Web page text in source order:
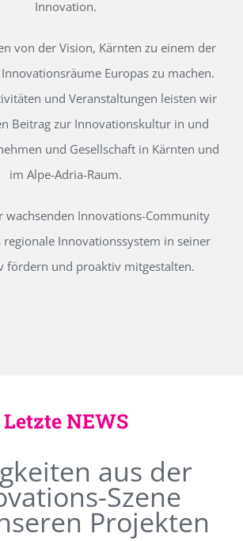
Innovation.
von der Vision, Kärnten zu einem der
Europas zu machen.
und Veranstaltungen leisten wir
Beitrag zur Innovationskultur in und
und Gesellschaft in Kärnten und
im Alpe-Adria-Raum.
wachsenden Innovations-Community
Innovationssystem in seiner
fördern und proaktiv mitgestalten.
Letzte NEWS
aus der
Szene
Projekten